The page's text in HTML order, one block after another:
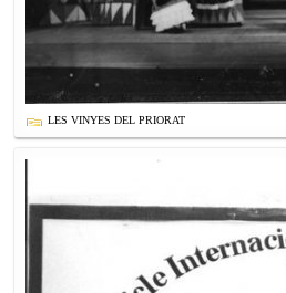
LES VINYES DEL PRIORAT